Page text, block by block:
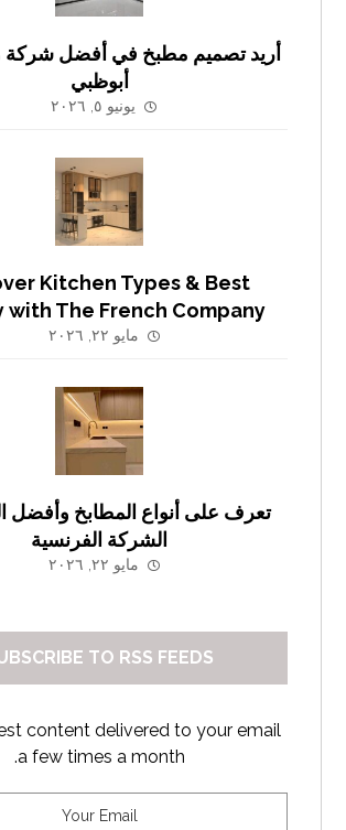
أريد تصميم مطبخ في أفضل
أبوظبي
يونيو ٥, ٢٠٢٦
Kitchen Types & Best
with The French Company
مايو ٢٢, ٢٠٢٦
تعرف على أنواع المطابخ وأفضل
الشركة الفرنسية
مايو ٢٢, ٢٠٢٦
TO RSS FEEDS
content delivered to your email
a few times a month.